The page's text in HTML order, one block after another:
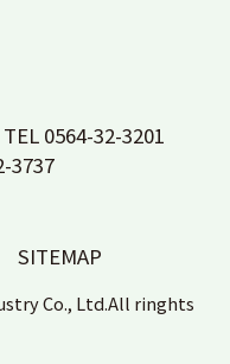
TEL 0564-32-3201
3737
SITEMAP
Co., Ltd.All ringhts